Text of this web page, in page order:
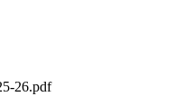
26.pdf